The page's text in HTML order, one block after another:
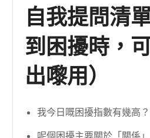
自我提問清
到困擾時，
出嚟用）
我今日嘅困擾指數有幾高